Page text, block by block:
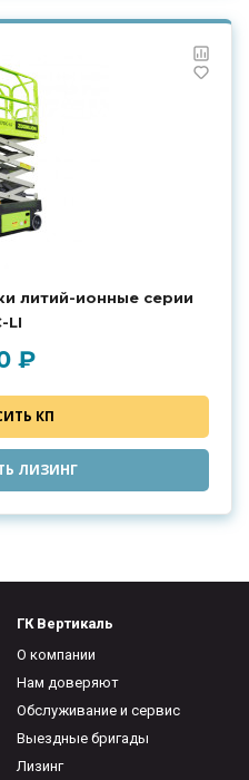
литий-ионные серии
LI
₽
КП
ЛИЗИНГ
ГК Вертикаль
О компании
Нам доверяют
Обслуживание и сервис
Выездные бригады
Лизинг